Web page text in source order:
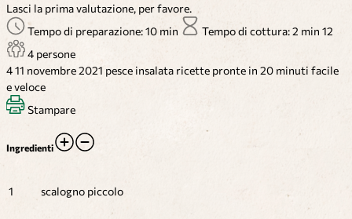
Lasci la prima valutazione, per favore.
Tempo di preparazione: 10 min
Tempo di cottura: 2 min 12
4 persone
411 novembre 2021 pesce insalata ricette pronte in 20 minuti facile
e veloce
Stampare
Ingredienti
1 scalogno piccolo